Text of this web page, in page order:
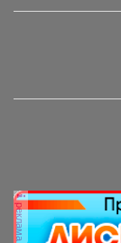
реклама